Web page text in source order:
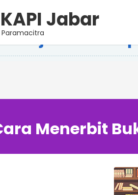
Jabar
Ajar di
Menerbit